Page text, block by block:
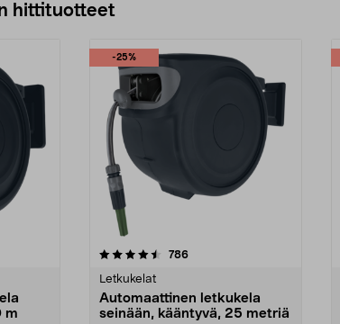
hittituotteet
m
-25%
786arvostelut
Letkukelat
Automaattinen letkukela
seinään, kääntyvä, 25 metriä
5.0 viidestä